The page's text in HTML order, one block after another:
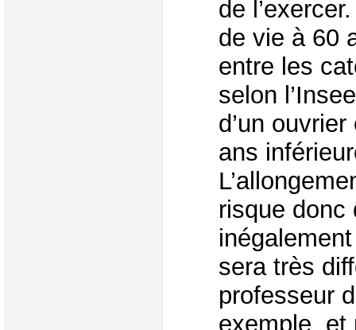
de
de vie à 60
entre les
selon
d’un
ans
risque donc
sera très
professeur
exemple et